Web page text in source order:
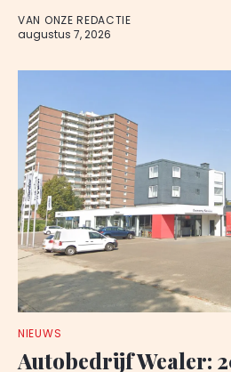
VAN ONZE REDACTIE
augustus 7, 2026
NIEUWS
Autobedrijf Wealer: